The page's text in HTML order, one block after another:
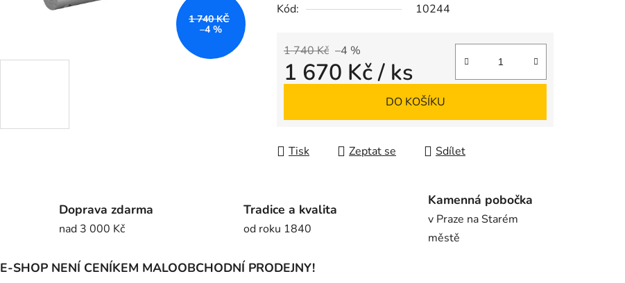
5
Kód:
10244
1 740 Kč –4 %
1 670 Kč/ ks
DO KOŠÍKU
Tisk Zeptat se Sdílet
1 740 KČ
–4 %
Doprava zdarma
nad 3 000 Kč
Tradice a kvalita
od roku 1840
Kamenná pobočka
v Praze na Starém
městě
E-SHOP NENÍ CENÍKEM MALOOBCHODNÍ PRODEJNY!